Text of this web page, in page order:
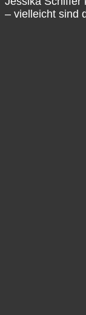
– vielleicht sind